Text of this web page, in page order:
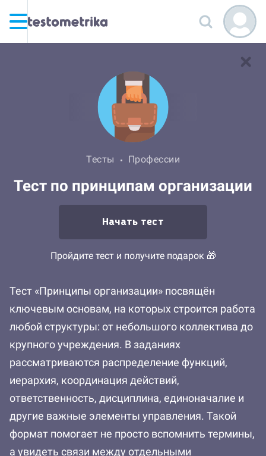
Тесты Профессии
Тест по принципам организации
Начать тест
Пройдите тест и получите подарок 🎁
Тест «Принципы организации» посвящён
ключевым основам, на которых строится работа
любой структуры: от небольшого коллектива до
крупного учреждения. В заданиях
рассматриваются распределение функций,
иерархия, координация действий,
ответственность, дисциплина, единоначалие и
другие важные элементы управления. Такой
формат помогает не просто вспомнить термины,
а увидеть связи между отдельными